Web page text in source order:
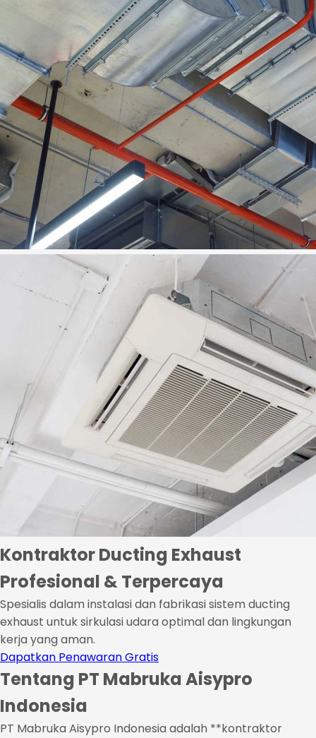
Kontraktor Ducting Exhaust
Profesional & Terpercaya
Spesialis dalam instalasi dan fabrikasi sistem ducting
exhaust untuk sirkulasi udara optimal dan lingkungan
kerja yang aman.
Dapatkan Penawaran Gratis
Tentang PT Mabruka Aisypro
Indonesia
PT Mabruka Aisypro Indonesia adalah **kontraktor